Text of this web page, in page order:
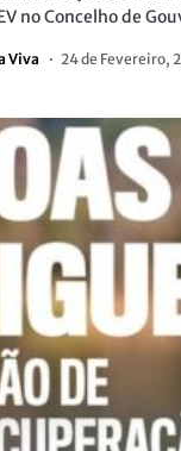
no Concelho de
Viva 24 de Fevereiro,